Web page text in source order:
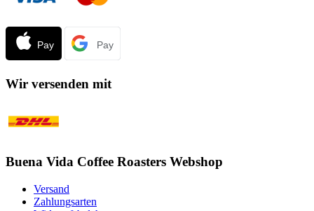
Wir versenden mit
Buena Vida Coffee Roasters Webshop
Versand
Zahlungsarten